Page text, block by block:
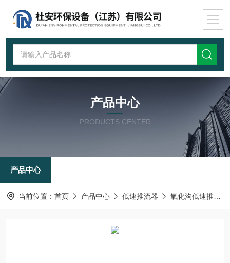
产品中心
PRODUCTS CENTER
产品中心
当前位置： 首页 产品中心 低速推流器 氧化沟低速推流器